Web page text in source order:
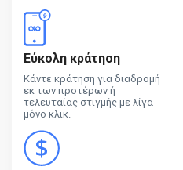
Εύκολη κράτηση
Κάντε κράτηση για διαδρομή
εκ των προτέρων ή
τελευταίας στιγμής με λίγα
μόνο κλικ.